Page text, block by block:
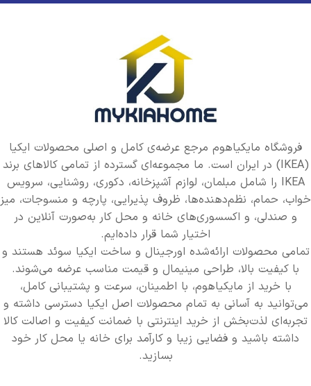
فروشگاه مایکیاهوم مرجع عرضه‌ی کامل و اصلی محصولات ایکیا
(IKEA) در ایران است. ما مجموعه‌ای گسترده از تمامی کالاهای برند
IKEA را شامل مبلمان، لوازم آشپزخانه، دکوری، روشنایی، سرویس
خواب، حمام، نظم‌دهنده‌ها، ظروف پذیرایی، پارچه و منسوجات، میز
و صندلی، و اکسسوری‌های خانه و محل کار به‌صورت آنلاین در
اختیار شما قرار داده‌ایم.
تمامی محصولات ارائه‌شده اورجینال و ساخت ایکیا سوئد هستند و
با کیفیت بالا، طراحی مینیمال و قیمت مناسب عرضه می‌شوند.
با خرید از مایکیاهوم، با اطمینان، سرعت و پشتیبانی کامل،
می‌توانید به آسانی به تمام محصولات اصل ایکیا دسترسی داشته و
تجربه‌ای لذت‌بخش از خرید اینترنتی با ضمانت کیفیت و اصالت کالا
داشته باشید و فضایی زیبا و کارآمد برای خانه یا محل کار خود
بسازید.